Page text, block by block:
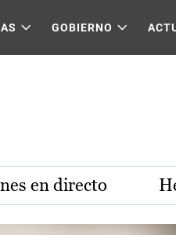
GOBIERNO
en directo